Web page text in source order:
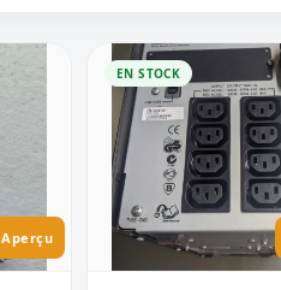
Aperçu
EN STOCK